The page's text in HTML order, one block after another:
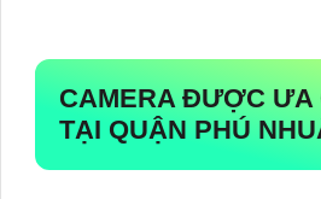
CAMERA ĐƯỢC ƯA
TẠI QUẬN PHÚ